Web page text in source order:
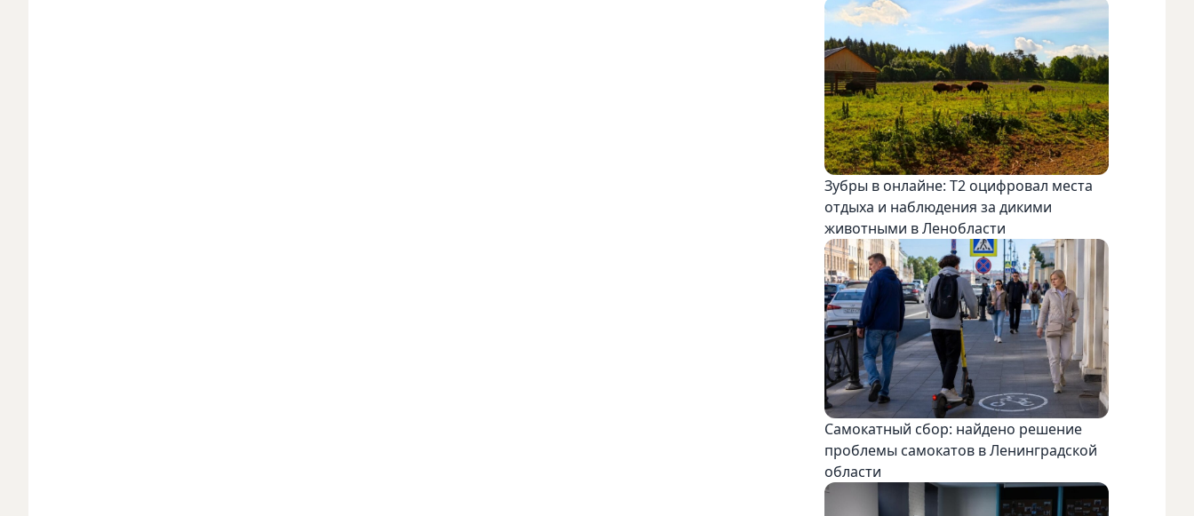
Зубры в онлайне: Т2 оцифровал места
отдыха и наблюдения за дикими
животными в Ленобласти
Самокатный сбор: найдено решение
проблемы самокатов в Ленинградской
области